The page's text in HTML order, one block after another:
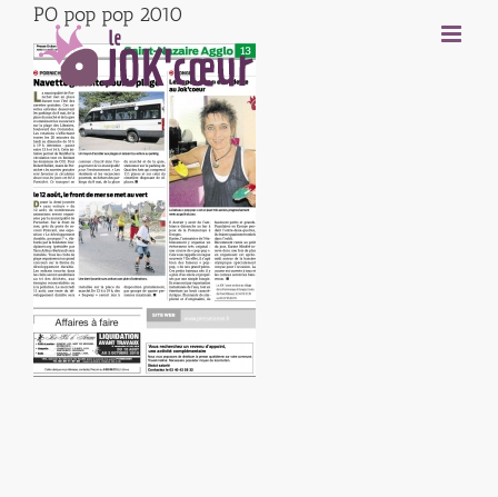
Passer
contenu
PO pop pop 2010